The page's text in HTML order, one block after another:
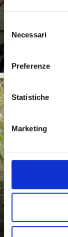
del
consenso
Necessari
Preferenze
Statistiche
Marketing
I sentieri